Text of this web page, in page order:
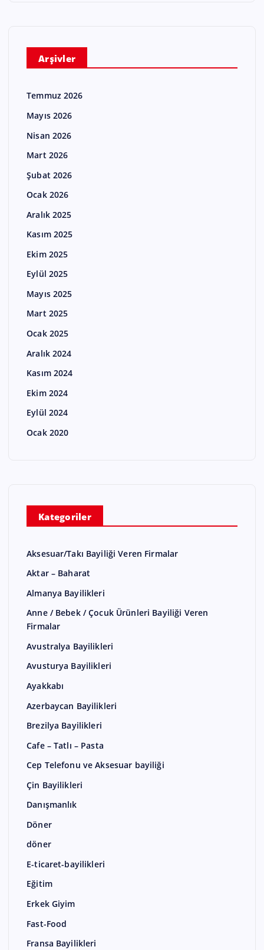
Arşivler
Temmuz 2026
Mayıs 2026
Nisan 2026
Mart 2026
Şubat 2026
Ocak 2026
Aralık 2025
Kasım 2025
Ekim 2025
Eylül 2025
Mayıs 2025
Mart 2025
Ocak 2025
Aralık 2024
Kasım 2024
Ekim 2024
Eylül 2024
Ocak 2020
Kategoriler
Aksesuar/Takı Bayiliği Veren Firmalar
Aktar – Baharat
Almanya Bayilikleri
Anne / Bebek / Çocuk Ürünleri Bayiliği Veren
Firmalar
Avustralya Bayilikleri
Avusturya Bayilikleri
Ayakkabı
Azerbaycan Bayilikleri
Brezilya Bayilikleri
Cafe – Tatlı – Pasta
Cep Telefonu ve Aksesuar bayiliği
Çin Bayilikleri
Danışmanlık
Döner
döner
E-ticaret-bayilikleri
Eğitim
Erkek Giyim
Fast-Food
Fransa Bayilikleri